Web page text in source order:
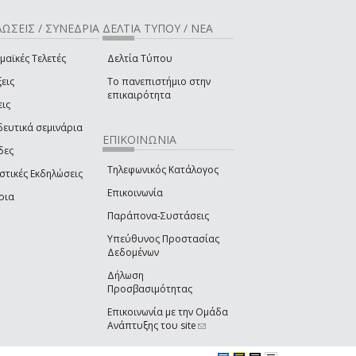
/ ΣΥΝΕΔΡΙΑ
Τελετές
σεμινάρια
Εκδηλώσεις
ΔΕΛΤΙΑ ΤΥΠΟΥ / ΝΕΑ
Δελτία Τύπου
Το πανεπιστήμιο στην
επικαιρότητα
ΕΠΙΚΟΙΝΩΝΙΑ
Τηλεφωνικός Κατάλογος
Επικοινωνία
Παράπονα-Συστάσεις
Υπεύθυνος Προστασίας
Δεδομένων
Δήλωση
Προσβασιμότητας
Επικοινωνία με την Ομάδα
Ανάπτυξης του site(link sends e-mail)